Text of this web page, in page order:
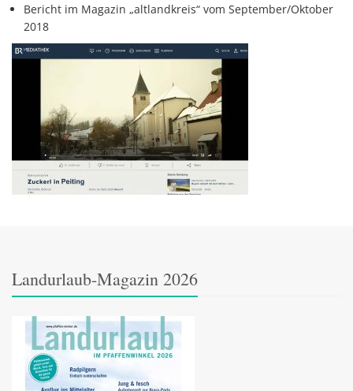
Bericht im Magazin „altlandkreis“ vom September/Oktober
2018
Landurlaub-Magazin 2026